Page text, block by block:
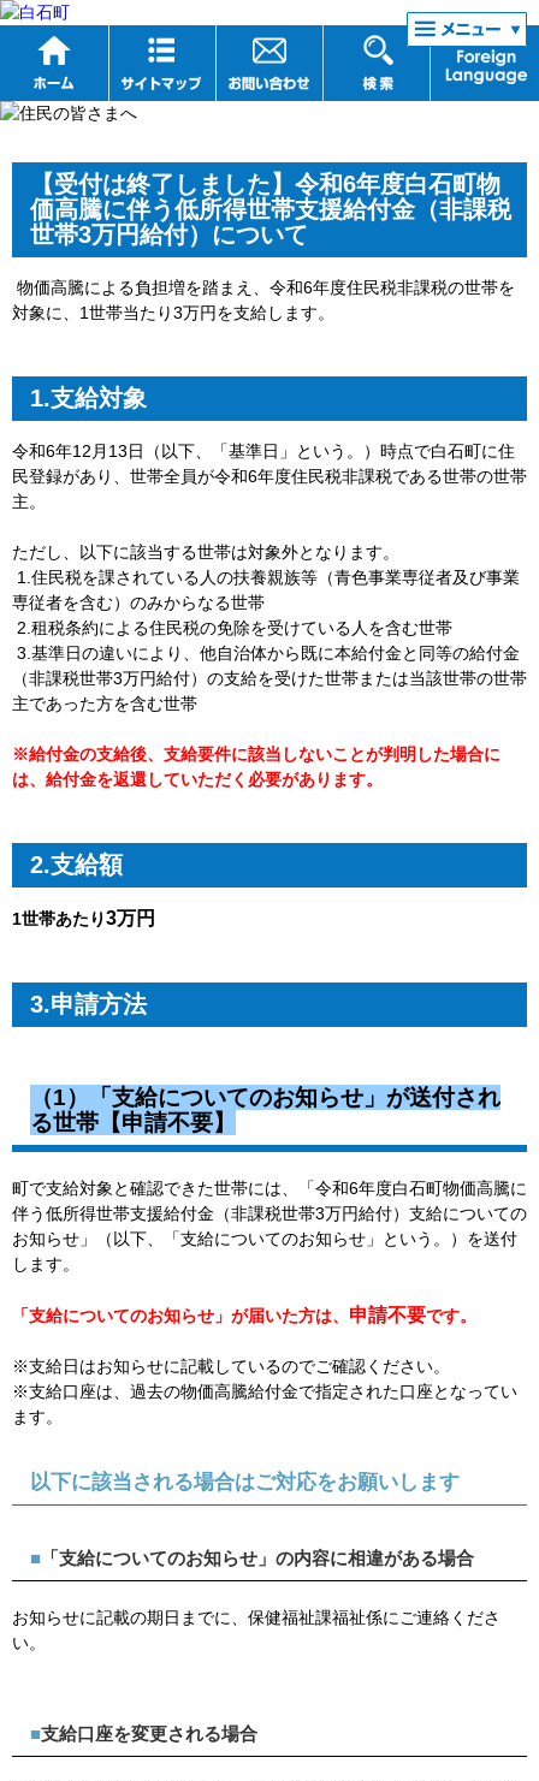
リンク集
【受付は終了しました】令和6年度白石町物
価高騰に伴う低所得世帯支援給付金（非課税
世帯3万円給付）について
物価高騰による負担増を踏まえ、令和6年度住民税非課税の世帯を
対象に、1世帯当たり3万円を支給します。
1.支給対象
令和6年12月13日（以下、「基準日」という。）時点で白石町に住
民登録があり、世帯全員が令和6年度住民税非課税である世帯の世帯
主。
ただし、以下に該当する世帯は対象外となります。
1.住民税を課されている人の扶養親族等（青色事業専従者及び事業
専従者を含む）のみからなる世帯
2.租税条約による住民税の免除を受けている人を含む世帯
3.基準日の違いにより、他自治体から既に本給付金と同等の給付金
（非課税世帯3万円給付）の支給を受けた世帯または当該世帯の世帯
主であった方を含む世帯
※給付金の支給後、支給要件に該当しないことが判明した場合に
は、給付金を返還していただく必要があります。
2.支給額
1世帯あたり3万円
3.申請方法
（1）「支給についてのお知らせ」が送付され
る世帯【申請不要】
町で支給対象と確認できた世帯には、「令和6年度白石町物価高騰に
伴う低所得世帯支援給付金（非課税世帯3万円給付）支給についての
お知らせ」（以下、「支給についてのお知らせ」という。）を送付
します。
「支給についてのお知らせ」が届いた方は、 申請不要です。
※支給日はお知らせに記載しているのでご確認ください。
※支給口座は、過去の物価高騰給付金で指定された口座となってい
ます。
以下に該当される場合はご対応をお願いします
■ 「支給についてのお知らせ」の内容に相違がある場合
お知らせに記載の期日までに、保健福祉課福祉係にご連絡くださ
い。
■支給口座を変更される場合